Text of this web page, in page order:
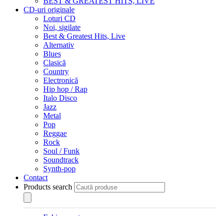
CD-uri originale
Loturi CD
Noi, sigilate
Best & Greatest Hits, Live
Alternativ
Blues
Clasică
Country
Electronică
Hip hop / Rap
Italo Disco
Jazz
Metal
Pop
Reggae
Rock
Soul / Funk
Soundtrack
Synth-pop
Contact
Products search